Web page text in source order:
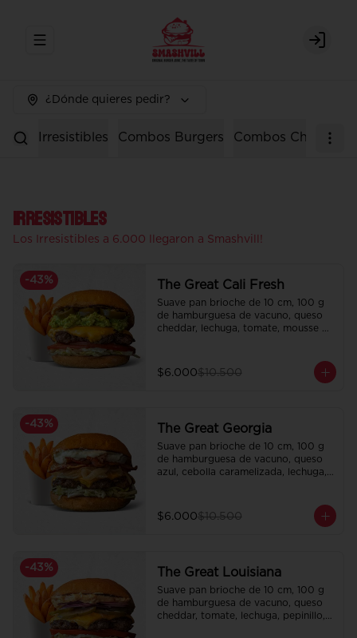
Abrir menu de navegación Login
¿Dónde quieres pedir?
Irresistibles Combos Burgers Combos Chicken
Irresistibles
Los Irresistibles a 6.000 llegaron a Smashvill!
-43% The Great Cali Fresh
Suave pan brioche de 10 cm, 100 g
de hamburguesa de vacuno, queso
cheddar, lechuga, tomate, mousse de
$6.000$10.500
-43% The Great Georgia
Suave pan brioche de 10 cm, 100 g
de hamburguesa de vacuno, queso
azul, cebolla caramelizada, lechuga,
$6.000$10.500
-43% The Great Louisiana
Suave pan brioche de 10 cm, 100 g
de hamburguesa de vacuno, queso
cheddar, tomate, lechuga, pepinillo,